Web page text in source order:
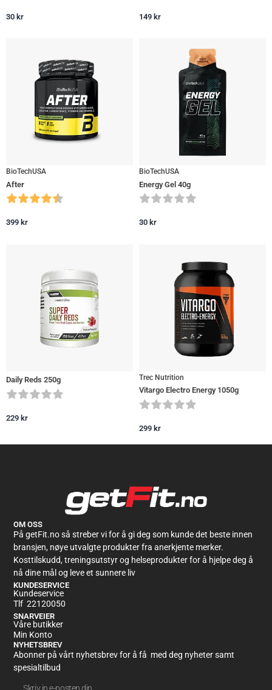
30 kr 149 kr
BioTechUSA
After
399 kr
BioTechUSA
Energy Gel 40g
30 kr
Daily Reds 250g
229 kr
Trec Nutrition
Vitargo Electro Energy 1050g
299 kr
OM OSS
På getFit.no så streber vi for å gi deg som kunde det beste innen
bransjen, nøye utvalgte produkter fra anerkjente merker.
Kosttilskudd, treningsutstyr og helseprodukter for å hjelpe deg å
nå dine mål og leve et sunnere liv
KUNDESERVICE
Kundeservice
Tlf 22120050
SNARVEIER
Våre butikker
Min Konto
NYHETSBREV
Abonner på vårt nyhetsbrev for å få med deg nyheter samt
spesialtilbud